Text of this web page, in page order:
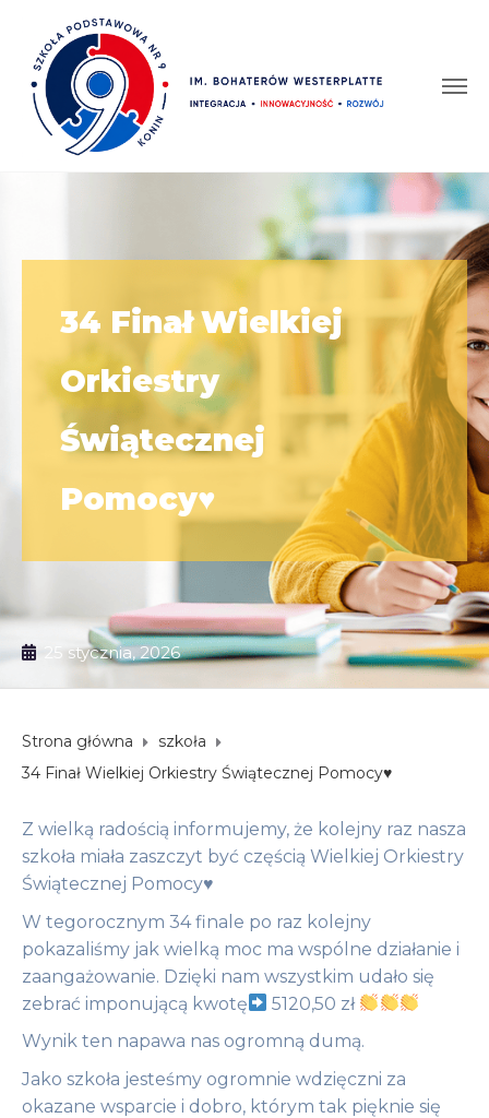
34 Finał Wielkiej
Orkiestry
Świątecznej
Pomocy♥️
25 stycznia, 2026
Strona główna
szkoła
34 Finał Wielkiej Orkiestry Świątecznej Pomocy♥️
Z wielką radością informujemy, że kolejny raz nasza
szkoła miała zaszczyt być częścią Wielkiej Orkiestry
Świątecznej Pomocy♥️
W tegorocznym 34 finale po raz kolejny
pokazaliśmy jak wielką moc ma wspólne działanie i
zaangażowanie. Dzięki nam wszystkim udało się
zebrać imponującą kwotę
5120,50 zł
Wynik ten napawa nas ogromną dumą.
Jako szkoła jesteśmy ogromnie wdzięczni za
okazane wsparcie i dobro, którym tak pięknie się